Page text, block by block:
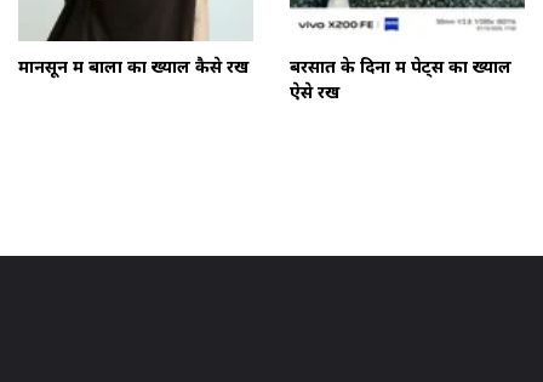
मानसून में बालों का ख्याल कैसे रखें
बरसात के दिनों में पेट्स का ख्याल
ऐसे रखें